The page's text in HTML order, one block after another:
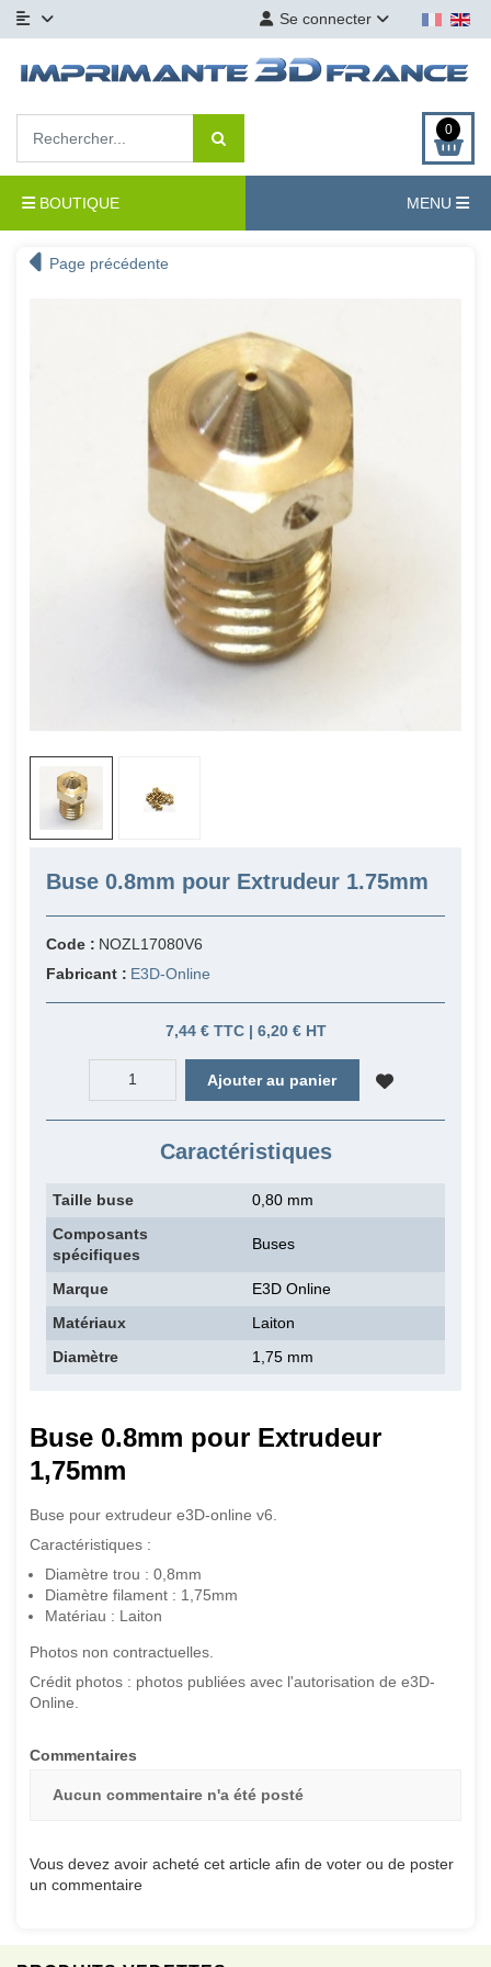
Se connecter
0
BOUTIQUE MENU
Page précédente
Buse 0.8mm pour Extrudeur 1.75mm
Code : NOZL17080V6
Fabricant : E3D-Online
7,44 € TTC | 6,20 € HT
Ajouter au panier
Caractéristiques
Taille buse
0,80 mm
Composants
spécifiques
Buses
Marque
E3D Online
Matériaux
Laiton
Diamètre
1,75 mm
Buse 0.8mm pour Extrudeur
1,75mm
Buse pour extrudeur e3D-online v6.
Caractéristiques :
Diamètre trou : 0,8mm
Diamètre filament : 1,75mm
Matériau : Laiton
Photos non contractuelles.
Crédit photos : photos publiées avec l'autorisation de e3D-
Online.
Commentaires
Aucun commentaire n'a été posté
Vous devez avoir acheté cet article afin de voter ou de poster
un commentaire